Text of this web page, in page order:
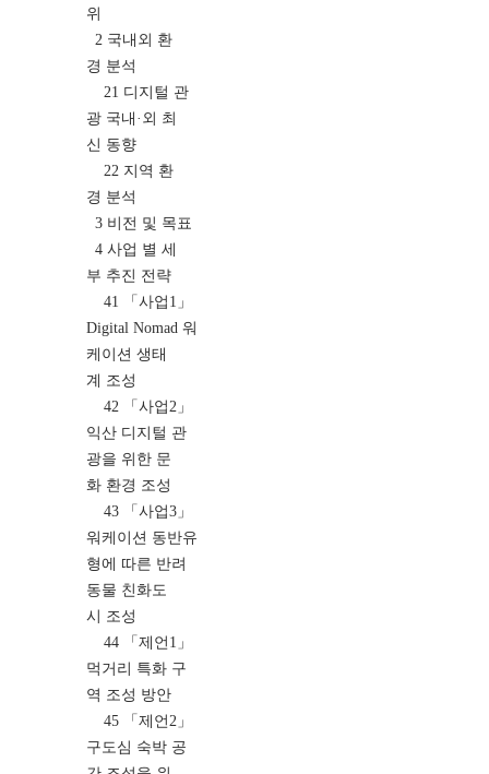
위
2 국내외 환
경 분석
21 디지털 관
광 국내·외 최
신 동향
22 지역 환
경 분석
3 비전 및 목표
4 사업 별 세
부 추진 전략
41 「사업1」
Digital Nomad 워
케이션 생태
계 조성
42 「사업2」
익산 디지털 관
광을 위한 문
화 환경 조성
43 「사업3」
워케이션 동반유
형에 따른 반려
동물 친화도
시 조성
44 「제언1」
먹거리 특화 구
역 조성 방안
45 「제언2」
구도심 숙박 공